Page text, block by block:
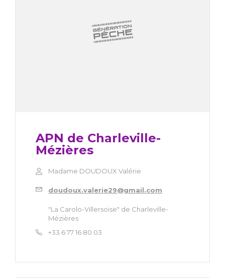
APN de Charleville-
Mézières
Madame DOUDOUX Valérie
doudoux.valerie29@gmail.com
"La Carolo-Villersoise" de Charleville-
Mézières
+33 6 77 16 80 03